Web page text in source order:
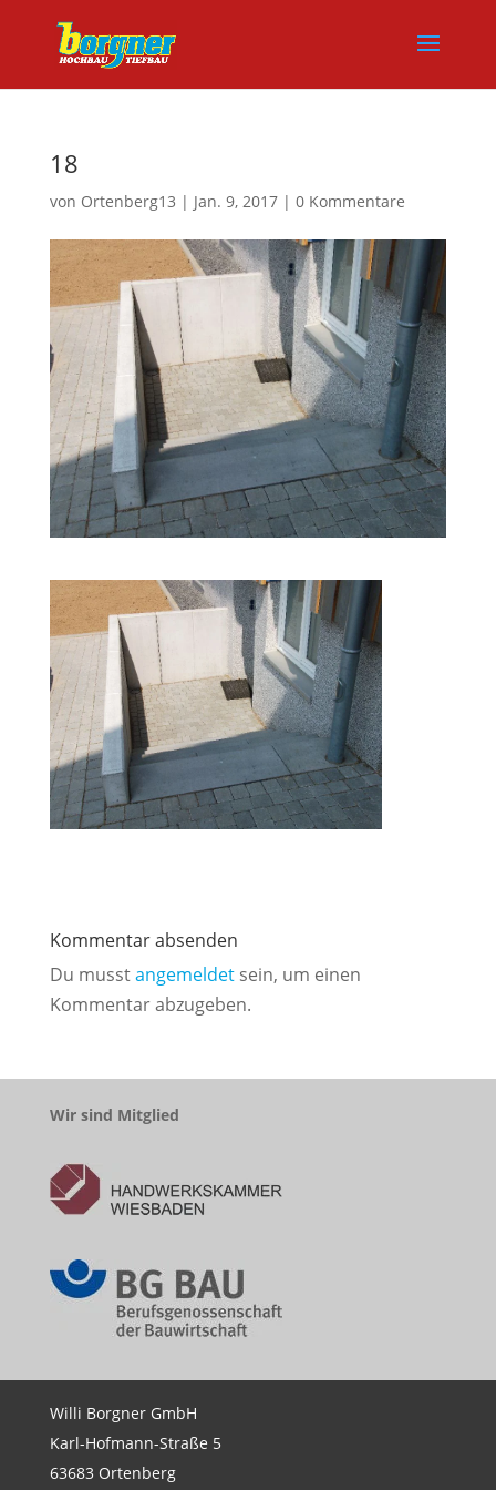
18
von Ortenberg13 | Jan. 9, 2017| 0 Kommentare
Kommentar absenden
Du musstangemeldetsein, um einen
Kommentar abzugeben.
Wir sind Mitglied
Willi Borgner GmbH
Karl-Hofmann-Straße 5
63683 Ortenberg